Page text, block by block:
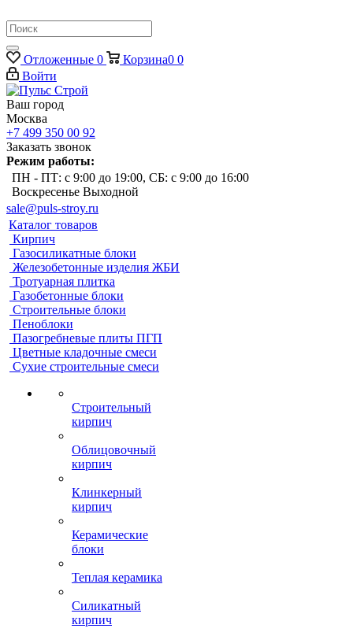
Отложенные 0 Корзина0 0
Войти
Ваш город
Москва
+7 499 350 00 92
Заказать звонок
Режим работы:
ПН - ПТ: с 9:00 до 19:00, СБ: с 9:00 до 16:00
Воскресенье Выходной
sale@puls-stroy.ru
Каталог товаров
Кирпич
Газосиликатные блоки
Железобетонные изделия ЖБИ
Тротуарная плитка
Газобетонные блоки
Строительные блоки
Пеноблоки
Пазогребневые плиты ПГП
Цветные кладочные смеси
Сухие строительные смеси
Строительный
кирпич
Облицовочный
кирпич
Клинкерный
кирпич
Керамические
блоки
Теплая керамика
Силикатный
кирпич